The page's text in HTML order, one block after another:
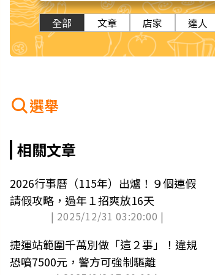
全部 文章 店家 達人
選舉
相關文章
2026行事曆（115年）出爐！９個連假
請假攻略，過年１招爽放16天
| 2025/12/31 03:20:00 |
捷運站範圍千萬別做「這２事」！違規
恐噴7500元，警方可強制驅離